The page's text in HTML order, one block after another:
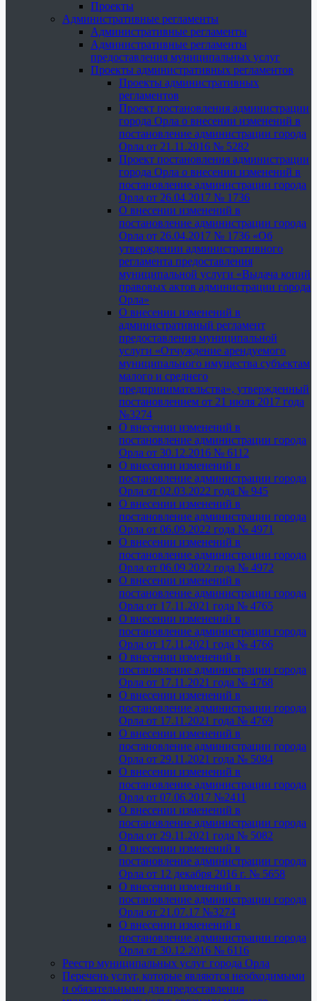
Проекты
Административные регламенты
Административные регламенты
Административные регламенты
предоставления муниципальных услуг
Проекты административных регламентов
Проекты административных
регламентов
Проект постановления администрации
города Орла о внесении изменений в
постановление администрации города
Орла от 21.11.2016 № 5282
Проект постановления администрации
города Орла о внесении изменений в
постановление администрации города
Орла от 26.04.2017 № 1736
О внесении изменений в
постановление администрации города
Орла от 26.04.2017 № 1736 «Об
утверждении административного
регламента предоставления
муниципальной услуги «Выдача копий
правовых актов администрации города
Орла»
О внесении изменений в
административный регламент
предоставления муниципальной
услуги «Отчуждение арендуемого
муниципального имущества субъектам
малого и среднего
предпринимательства», утвержденный
постановлением от 21 июля 2017 года
№3274
О внесении изменений в
постановление администрации города
Орла от 30.12.2016 № 6112
О внесении изменений в
постановление администрации города
Орла от 02.03.2022 года № 945
О внесении изменений в
постановление администрации города
Орла от 06.09.2022 года № 4971
О внесении изменений в
постановление администрации города
Орла от 06.09.2022 года № 4972
О внесении изменений в
постановление администрации города
Орла от 17.11.2021 года № 4765
О внесении изменений в
постановление администрации города
Орла от 17.11.2021 года № 4766
О внесении изменений в
постановление администрации города
Орла от 17.11.2021 года № 4768
О внесении изменений в
постановление администрации города
Орла от 17.11.2021 года № 4769
О внесении изменений в
постановление администрации города
Орла от 29.11.2021 года № 5084
О внесении изменений в
постановление администрации города
Орла от 07.06.2017 №2411
О внесении изменений в
постановление администрации города
Орла от 29.11.2021 года № 5082
О внесении изменений в
постановление администрации города
Орла от 12 декабря 2016 г. № 5658
О внесении изменений в
постановление администрации города
Орла от 21.07.17 №3274
О внесении изменений в
постановление администрации города
Орла от 30.12.2016 № 6116
Реестр муниципальных услуг города Орла
Перечень услуг, которые являются необходимыми
и обязательными для предоставления